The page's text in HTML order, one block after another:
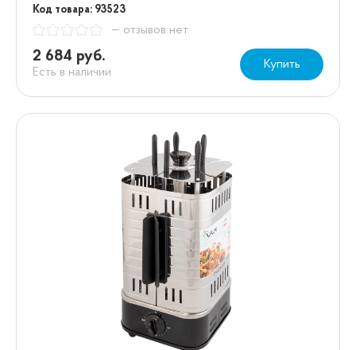
Код товара: 93523
— отзывов нет
2 684 руб.
Есть в наличии
Купить